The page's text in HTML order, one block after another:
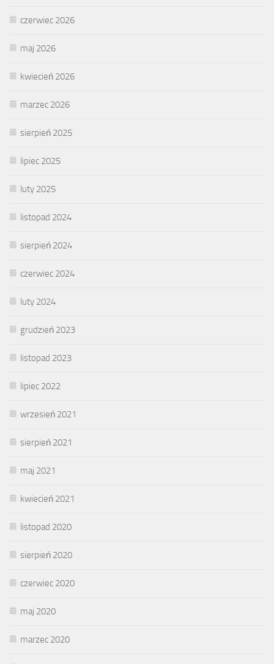
czerwiec 2026
maj 2026
kwiecień 2026
marzec 2026
sierpień 2025
lipiec 2025
luty 2025
listopad 2024
sierpień 2024
czerwiec 2024
luty 2024
grudzień 2023
listopad 2023
lipiec 2022
wrzesień 2021
sierpień 2021
maj 2021
kwiecień 2021
listopad 2020
sierpień 2020
czerwiec 2020
maj 2020
marzec 2020